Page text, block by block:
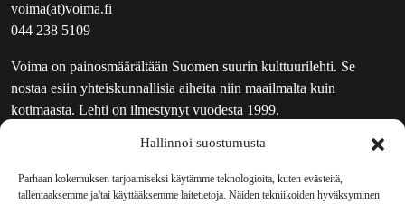
Hallinnoi suostumusta
Parhaan kokemuksen tarjoamiseksi käytämme teknologioita, kuten evästeitä,
tallentaaksemme ja/tai käyttääksemme laitetietoja. Näiden tekniikoiden hyväksyminen
voima(at)voima.fi
044 238 5109
Voima on painosmäärältään Suomen suurin kulttuurilehti. Se
nostaa esiin yhteiskunnallisia aiheita niin maailmalta kuin
kotimaasta. Lehti on ilmestynyt vuodesta 1999.
UUTISKIRJE
MAINOSTAJILLE